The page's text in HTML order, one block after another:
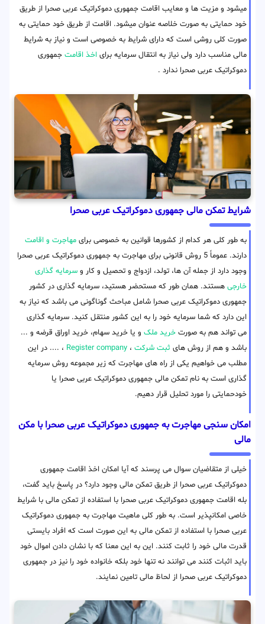
میشود و مزیت ها و معایب اقامت جمهوری دموکراتیک عربی صحرا از طریق
خود حمایتی به صورت خلاصه عنوان میشود. اقامت از طریق خود حمایتی به
صورت کلی روشی است که دارای شرایط به خصوصی است و نیاز به شرایط
مالی مناسب دارد ولی نیاز به انتقال سرمایه برای اخذ اقامت جمهوری
دموکراتیک عربی صحرا ندارد .
شرایط تمکن مالی جمهوری دموکراتیک عربی صحرا
به طور کلی هر کدام از کشورها قوانین به خصوصی برای مهاجرت و اقامت
دارند. عموماً 5 روش قانونی برای مهاجرت به جمهوری دموکراتیک عربی صحرا
وجود دارد از جمله آن ها، تولد، ازدواج و تحصیل و کار و سرمایه گذاری
خارجی هستند. همان طور که مستحضر هستید، سرمایه گذاری در کشور
جمهوری دموکراتیک عربی صحرا شامل مباحث گوناگونی می باشد که نیاز به
این دارد که شما سرمایه خود را به این کشور منتقل کنید. سرمایه گذاری
می تواند هم به صورت خرید ملک و یا خرید سهام، خرید اوراق قرضه و ...
باشد و هم از روش های ثبت شرکت ، Register company ، .... در این
مطلب می خواهیم یکی از راه های مهاجرت که زیر مجموعه روش سرمایه
گذاری است به نام تمکن مالی جمهوری دموکراتیک عربی صحرا یا
خودحمایتی را مورد تحلیل قرار دهیم.
امکان سنجی مهاجرت به جمهوری دموکراتیک عربی صحرا با مکن
مالی
خیلی از متقاضیان سوال می پرسند که آیا امکان اخذ اقامت جمهوری
دموکراتیک عربی صحرا از طریق تمکن مالی وجود دارد؟ در پاسخ باید گفت،
بله اقامت جمهوری دموکراتیک عربی صحرا با استفاده از تمکن مالی با شرایط
خاصی امکانپذیر است. به طور کلی ماهیت مهاجرت به جمهوری دموکراتیک
عربی صحرا با استفاده از تمکن مالی به این صورت است که افراد بایستی
قدرت مالی خود را ثابت کنند. این به این معنا که با نشان دادن اموال خود
باید اثبات کنند می توانند نه تنها خود بلکه خانواده خود را نیز در جمهوری
دموکراتیک عربی صحرا از لحاظ مالی تامین نمایند.